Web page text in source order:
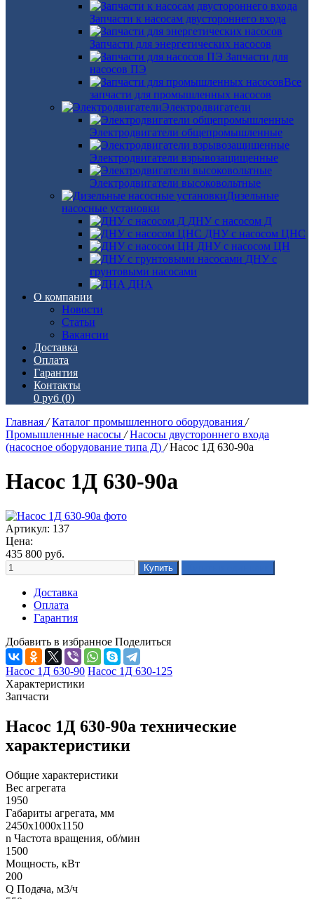
Запчасти к насосам двустороннего входа
Запчасти для энергетических насосов
Запчасти для
насосов ПЭ
Все
запчасти для промышленных насосов
Электродвигатели
Электродвигатели общепромышленные
Электродвигатели взрывозащищенные
Электродвигатели высоковольтные
Дизельные
насосные установки
ДНУ с насосом Д
ДНУ с насосом ЦНС
ДНУ с насосом ЦН
ДНУ с
грунтовыми насосами
ДНА
О компании
Новости
Статьи
Вакансии
Доставка
Оплата
Гарантия
Контакты
0 руб (0)
Главная / Каталог промышленного оборудования /
Промышленные насосы / Насосы двустороннего входа
(насосное оборудование типа Д) / Насос 1Д 630-90а
Насос 1Д 630-90а
Артикул: 137
Цена:
435 800 руб.
Доставка
Оплата
Гарантия
Добавить в избранное Поделиться
Насос 1Д 630-90 Насос 1Д 630-125
Характеристики
Запчасти
Насос 1Д 630-90а технические
характеристики
Общие характеристики
Вес агрегата
1950
Габариты агрегата, мм
2450х1000х1150
n Частота вращения, об/мин
1500
Мощность, кВт
200
Q Подача, м3/ч